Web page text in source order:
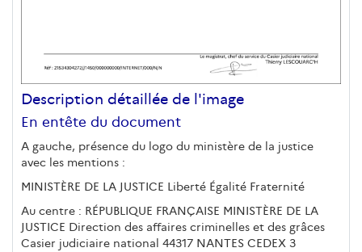
Description détaillée de l'image
En entête du document
A gauche, présence du logo du ministère de la justice
avec les mentions :
MINISTÈRE DE LA JUSTICE Liberté Égalité Fraternité
Au centre : RÉPUBLIQUE FRANÇAISE MINISTÈRE DE LA
JUSTICE Direction des affaires criminelles et des grâces
Casier judiciaire national 44317 NANTES CEDEX 3